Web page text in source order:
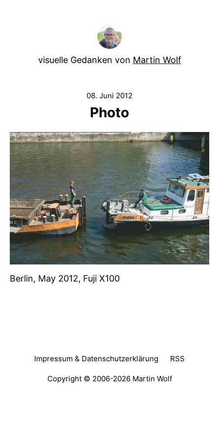
visuelle Gedanken von Martin Wolf
08. Juni 2012
Photo
Berlin, May 2012, Fuji X100
Impressum & Datenschutzerklärung RSS
Copyright © 2006-2026 Martin Wolf